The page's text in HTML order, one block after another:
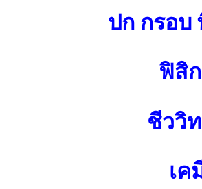
ปก กรอบ
ฟิสิ
ชีววิ
เค